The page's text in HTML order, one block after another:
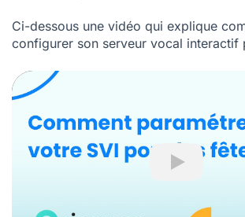
Ci-dessous une vidéo qui explique
configurer son serveur vocal interactif
Play